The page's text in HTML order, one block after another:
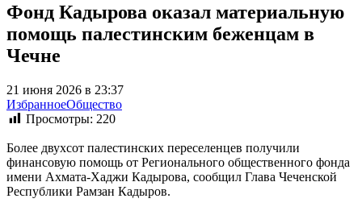
Фонд Кадырова оказал материальную
помощь палестинским беженцам в
Чечне
21 июня 2026 в 23:37
ИзбранноеОбщество
Просмотры: 220
Более двухсот палестинских переселенцев получили
финансовую помощь от Регионального общественного фонда
имени Ахмата-Хаджи Кадырова, сообщил Глава Чеченской
Республики Рамзан Кадыров.